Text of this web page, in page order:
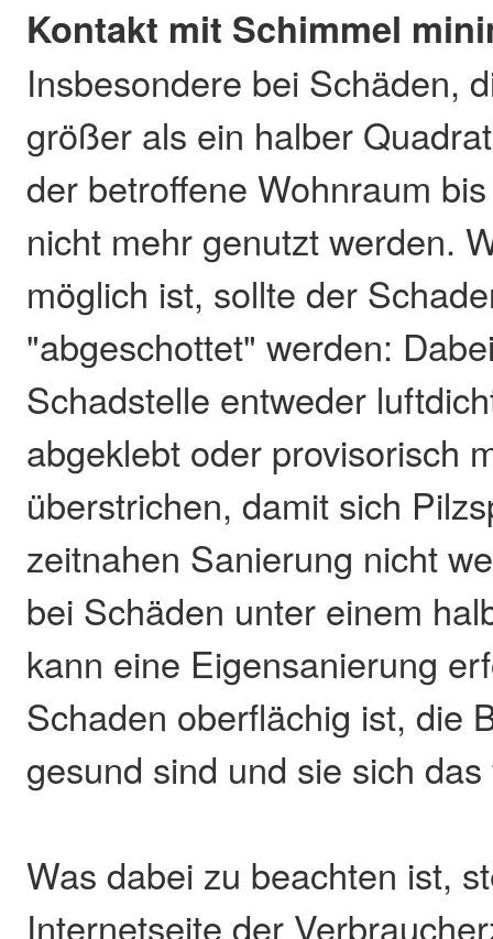
Kontakt mit Schimmel
Insbesondere bei Schäden,
größer als ein halber
der betroffene Wohnraum
nicht mehr genutzt werden.
möglich ist, sollte der
"abgeschottet" werden:
Schadstelle entweder
abgeklebt oder provisorisch
überstrichen, damit sich
zeitnahen Sanierung nicht
bei Schäden unter einem
kann eine Eigensanierung
Schaden oberflächig ist, die
gesund sind und sie sich
Was dabei zu beachten ist,
Internetseite der